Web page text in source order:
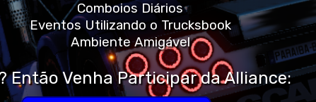
Comboios Diários
Eventos Utilizando o Trucksbook
Ambiente Amigável
Então Venha Participar da Alliance: